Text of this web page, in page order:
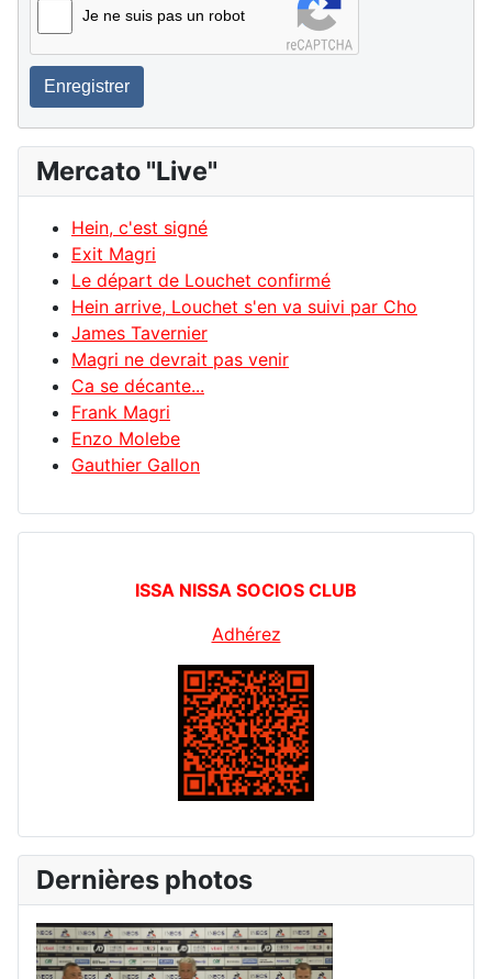
Je ne suis pas un robot
Enregistrer
Mercato "Live"
Hein, c'est signé
Exit Magri
Le départ de Louchet confirmé
Hein arrive, Louchet s'en va suivi par Cho
James Tavernier
Magri ne devrait pas venir
Ca se décante...
Frank Magri
Enzo Molebe
Gauthier Gallon
ISSA NISSA SOCIOS CLUB
Adhérez
Dernières photos